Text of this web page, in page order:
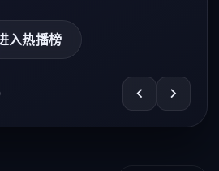
入热播榜